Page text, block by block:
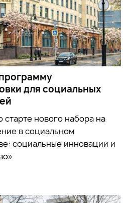
для социальных
нового набора на
в социальном
социальные инновации и